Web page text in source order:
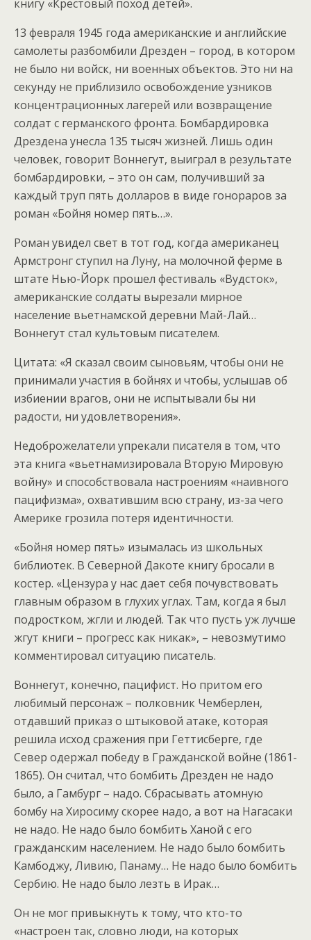
книгу «Крестовый поход детей».
13 февраля 1945 года американские и английские
самолеты разбомбили Дрезден – город, в котором
не было ни войск, ни военных объектов. Это ни на
секунду не приблизило освобождение узников
концентрационных лагерей или возвращение
солдат с германского фронта. Бомбардировка
Дрездена унесла 135 тысяч жизней. Лишь один
человек, говорит Воннегут, выиграл в результате
бомбардировки, – это он сам, получивший за
каждый труп пять долларов в виде гонораров за
роман «Бойня номер пять…».
Роман увидел свет в тот год, когда американец
Армстронг ступил на Луну, на молочной ферме в
штате Нью-Йорк прошел фестиваль «Вудсток»,
американские солдаты вырезали мирное
население вьетнамской деревни Май-Лай…
Воннегут стал культовым писателем.
Цитата: «Я сказал своим сыновьям, чтобы они не
принимали участия в бойнях и чтобы, услышав об
избиении врагов, они не испытывали бы ни
радости, ни удовлетворения».
Недоброжелатели упрекали писателя в том, что
эта книга «вьетнамизировала Вторую Мировую
войну» и способствовала настроениям «наивного
пацифизма», охватившим всю страну, из-за чего
Америке грозила потеря идентичности.
«Бойня номер пять» изымалась из школьных
библиотек. В Северной Дакоте книгу бросали в
костер. «Цензура у нас дает себя почувствовать
главным образом в глухих углах. Там, когда я был
подростком, жгли и людей. Так что пусть уж лучше
жгут книги – прогресс как никак», – невозмутимо
комментировал ситуацию писатель.
Воннегут, конечно, пацифист. Но притом его
любимый персонаж – полковник Чемберлен,
отдавший приказ о штыковой атаке, которая
решила исход сражения при Геттисберге, где
Север одержал победу в Гражданской войне (1861-
1865). Он считал, что бомбить Дрезден не надо
было, а Гамбург – надо. Сбрасывать атомную
бомбу на Хиросиму скорее надо, а вот на Нагасаки
не надо. Не надо было бомбить Ханой с его
гражданским населением. Не надо было бомбить
Камбоджу, Ливию, Панаму… Не надо было бомбить
Сербию. Не надо было лезть в Ирак…
Он не мог привыкнуть к тому, что кто-то
«настроен так, словно люди, на которых